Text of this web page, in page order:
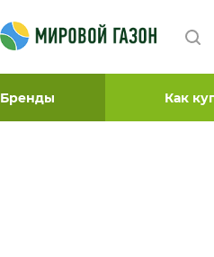
Бренды Как